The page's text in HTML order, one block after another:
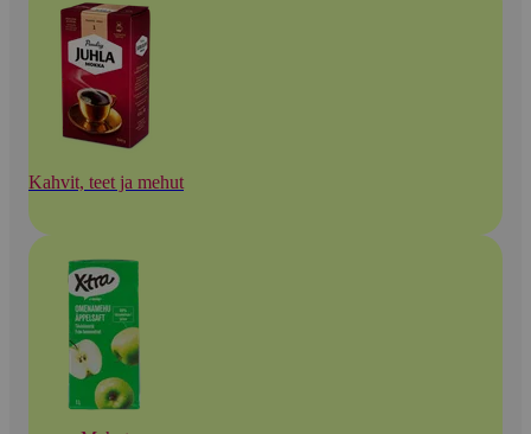
Kahvit, teet ja mehut